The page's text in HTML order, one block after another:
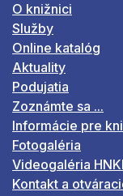
O knižnici
Služby
Online katalóg
Aktuality
Podujatia
Zoznámte sa ...
Informácie pre
Fotogaléria
Videogaléria
Kontakt a